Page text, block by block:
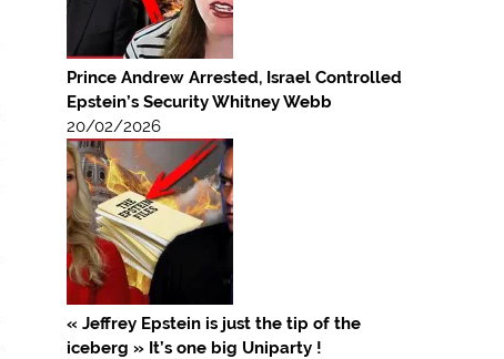
Prince Andrew Arrested, Israel Controlled
Epstein’s Security Whitney Webb
20/02/2026
« Jeffrey Epstein is just the tip of the
iceberg » It’s one big Uniparty !